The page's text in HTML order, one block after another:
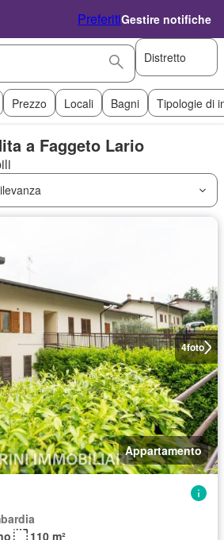
PreferitiGestire notifiche
Distretto
Prezzo Locali Bagni Tipologie di
a Faggeto Lario
4foto
Appartamento
110 m²